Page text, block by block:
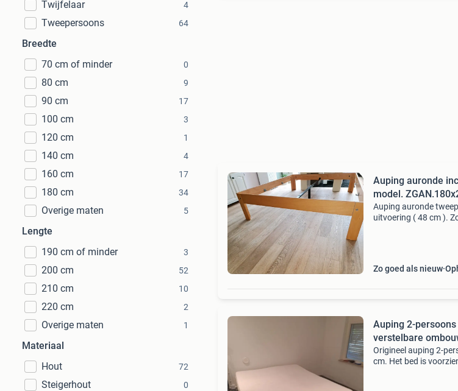
Twijfelaar 4
Tweepersoons 64
Breedte
70 cm of minder
0
80 cm 9
90 cm 17
100 cm 3
120 cm 1
140 cm 4
160 cm 17
180 cm 34
Overige maten 5
Lengte
190 cm of minder
3
200 cm 52
210 cm 10
220 cm 2
Overige maten 1
Materiaal
Hout
72
Steigerhout 0
Auping auronde
model.
Auping auronde
uitvoering ( 48 cm ).
Zo goed als nieuw
Auping 2-
verstelbare
Origineel auping 2-
cm. Het bed is